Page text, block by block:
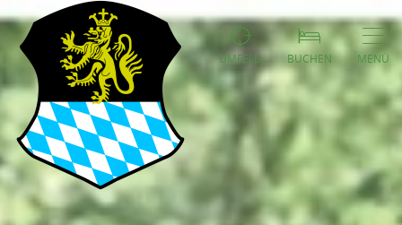
UMFELD BUCHEN MENÜ